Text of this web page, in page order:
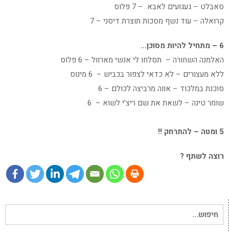
סאבלט – געגועים לאבא – 7 פלוס
קרואלה – עוד נשף מסכות תוצרת דיסני – 7
6 – מתחיל להיות מסוכן…
האלמנה השחורה – תסלחו לי אנשי מארוול – 6 פלוס
ללא מעצורים – לא כדאי לצפור בכביש – 6 מינוס
סוכנת במלכוד – אווה מרביצה לכולם – 6
שומר טינה – לשאת את שם ריצ'י לשוא – 6
5 ומטה – להתרחק !!
רוצה לשתף ?
חיפוש
עבור: